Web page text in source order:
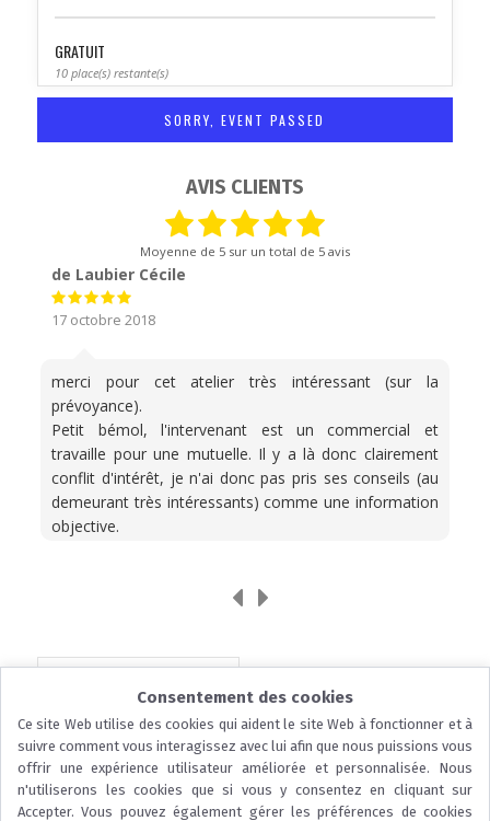
GRATUIT
10 place(s) restante(s)
SORRY, EVENT PASSED
AVIS CLIENTS
Moyenne de 5sur un total de 5 avis
de Laubier Cécile
17 octobre 2018
merci pour cet atelier très intéressant (sur la
prévoyance).
Petit bémol, l'intervenant est un commercial et
travaille pour une mutuelle. Il y a là donc clairement
conflit d'intérêt, je n'ai donc pas pris ses conseils (au
demeurant très intéressants) comme une information
objective.
Consentement des cookies
Ce site Web utilise des cookies qui aident le site Web à fonctionner et à
suivre comment vous interagissez avec lui afin que nous puissions vous
offrir une expérience utilisateur améliorée et personnalisée. Nous
n'utiliserons les cookies que si vous y consentez en cliquant sur
Accepter. Vous pouvez également gérer les préférences de cookies